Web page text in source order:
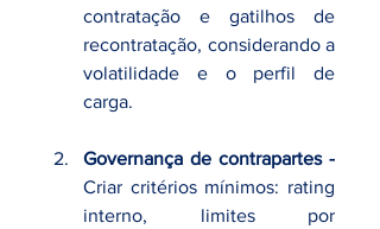
contratação e gatilhos de
recontratação, considerando a
volatilidade e o perfil de
carga.
Criar critérios mínimos: rating
interno, limites por